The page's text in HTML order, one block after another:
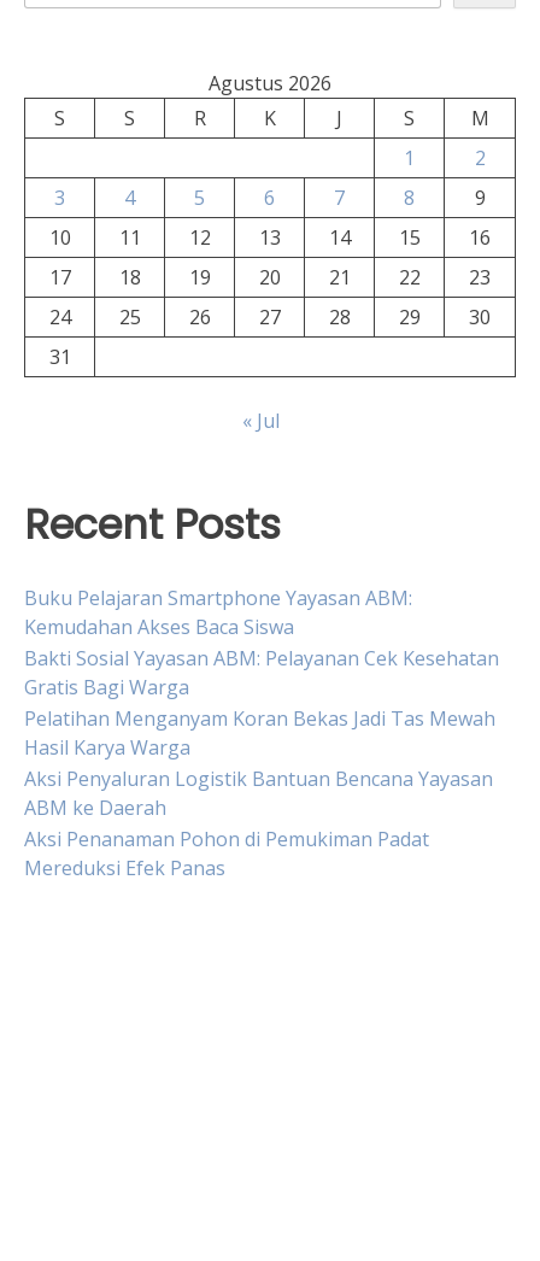
Agustus 2026
S
S R K J S
M
1
2
3
4 5 6 7 8
9
10
11 12 13 14 15
16
17
18 19 20 21 22
23
24
25 26 27 28 29
30
31
« Jul
Recent Posts
Buku Pelajaran Smartphone Yayasan ABM:
Kemudahan Akses Baca Siswa
Bakti Sosial Yayasan ABM: Pelayanan Cek Kesehatan
Gratis Bagi Warga
Pelatihan Menganyam Koran Bekas Jadi Tas Mewah
Hasil Karya Warga
Aksi Penyaluran Logistik Bantuan Bencana Yayasan
ABM ke Daerah
Aksi Penanaman Pohon di Pemukiman Padat
Mereduksi Efek Panas